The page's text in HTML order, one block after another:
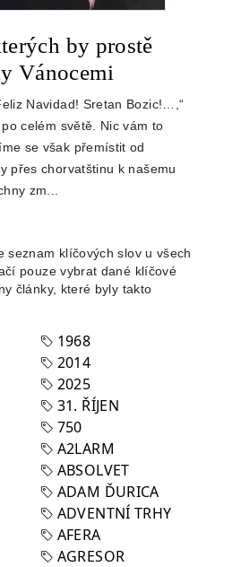
by prostě
Vánocemi
Navidad! Sretan Bozic!…,“
celém světě. Nic vám to
se však přemístit od
přes chorvatštinu k našemu
zm...
seznam klíčových slov u všech
pouze vybrat dané klíčové
články, které byly takto
1968
2014
2025
31. ŘÍJEN
750
A2LARM
ABSOLVET
ADAM ĎURICA
ADVENTNÍ TRHY
AFERA
AGRESOR